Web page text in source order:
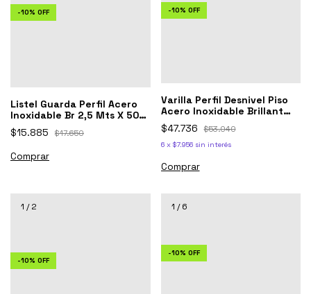
-10% OFF
Listel Guarda Perfil Acero
Inoxidable Br 2,5 Mts X 50
Mm 1ra
$15.885 $17.650
-10% OFF
Varilla Perfil Desnivel Piso
Acero Inoxidable Brillant
10x25
$47.736 $53.040
6 x $7.956 sin interés
1 /2
-10% OFF
1 /6
-10% OFF